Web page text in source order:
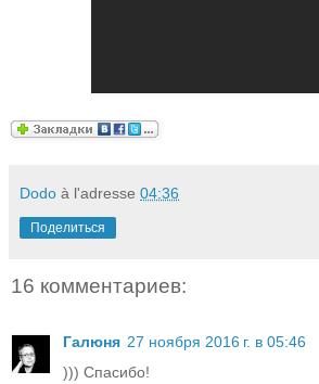
Dodo à l'adresse 04:36
Поделиться
16 комментариев:
Галюня 27 ноября 2016 г. в 05:46
))) Спасибо!